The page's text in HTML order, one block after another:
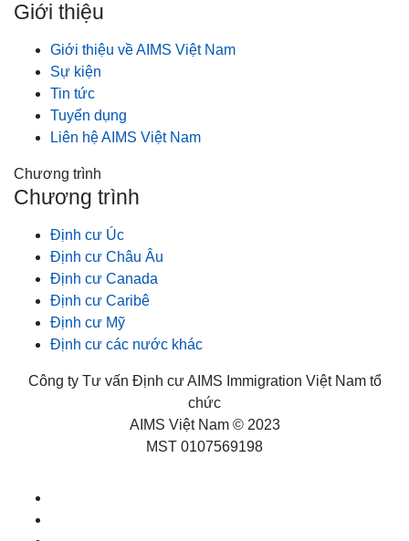
Giới thiệu
Giới thiệu về AIMS Việt Nam
Sự kiện
Tin tức
Tuyển dụng
Liên hệ AIMS Việt Nam
Chương trình
Chương trình
Định cư Úc
Định cư Châu Âu
Định cư Canada
Định cư Caribê
Định cư Mỹ
Định cư các nước khác
Công ty Tư vấn Định cư AIMS Immigration Việt Nam tổ
chức
AIMS Việt Nam © 2023
MST 0107569198